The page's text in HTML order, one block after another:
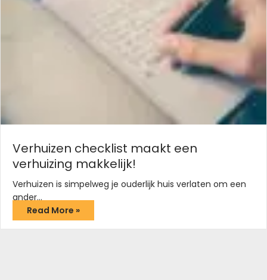
Verhuizen checklist maakt een
verhuizing makkelijk!
Verhuizen is simpelweg je ouderlijk huis verlaten om een
ander…
Read More »